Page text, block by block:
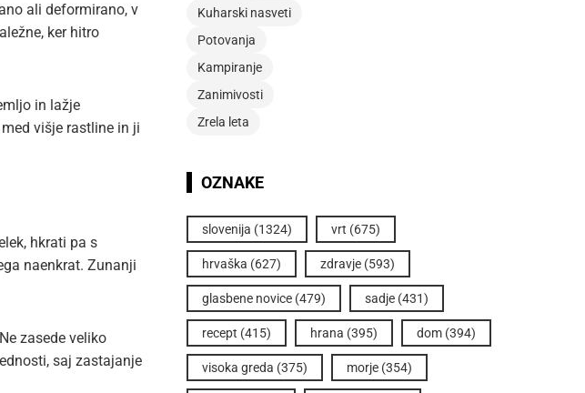
ali deformirano, v
ker hitro
in lažje
višje rastline in ji
hkrati pa s
naenkrat. Zunanji
zasede veliko
saj zastajanje
Kuharski nasveti
Potovanja
Kampiranje
Zanimivosti
Zrela leta
OZNAKE
slovenija (1324) vrt (675)
hrvaška (627) zdravje (593)
glasbene novice (479) sadje (431)
recept (415) hrana (395) dom (394)
visoka greda (375) morje (354)